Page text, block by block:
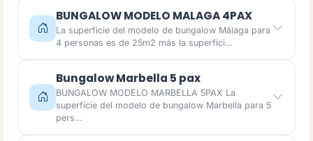
BUNGALOW MODELO MALAGA 4PAX
La superficie del modelo de bungalow Málaga para
4 personas es de 25m2 más la superfici…
Bungalow Marbella 5 pax
BUNGALOW MODELO MARBELLA 5PAX La
superficie del modelo de bungalow Marbella para 5
pers…